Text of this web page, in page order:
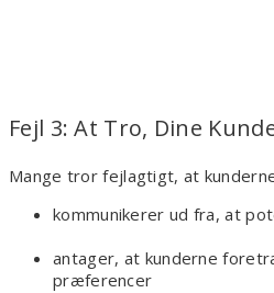
Fejl 3: At Tro, Dine
Mange tror fejlagtigt, at
kommunikerer ud fra, at
antager, at kunderne
præferencer